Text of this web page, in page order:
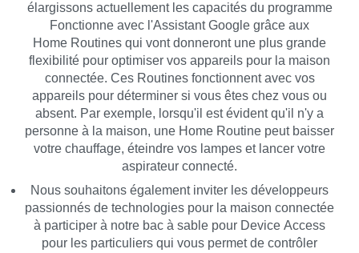
élargissons actuellement les capacités du programme
Fonctionne avec l'Assistant Google grâce aux
Home Routines qui vont donneront une plus grande
flexibilité pour optimiser vos appareils pour la maison
connectée. Ces Routines fonctionnent avec vos
appareils pour déterminer si vous êtes chez vous ou
absent. Par exemple, lorsqu'il est évident qu'il n'y a
personne à la maison, une Home Routine peut baisser
votre chauffage, éteindre vos lampes et lancer votre
aspirateur connecté.
Nous souhaitons également inviter les développeurs
passionnés de technologies pour la maison connectée
à participer à notre bac à sable pour Device Access
pour les particuliers qui vous permet de contrôler